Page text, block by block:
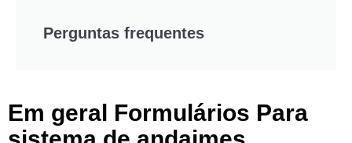
Perguntas frequentes
Em geral Formulários Para